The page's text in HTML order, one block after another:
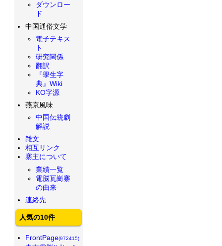
ダウンロー
ド
中国通俗文学
電子テキス
ト
研究関係
翻訳
『學生字
典』Wiki
KO字源
燕京風味
中国伝統劇
解説
雑文
相互リンク
寨主について
業績一覧
電脳瓦崗寨
の由来
連絡先
人気の10件
FrontPage(972415)